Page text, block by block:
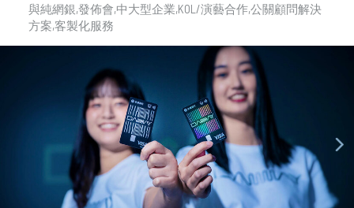
與純網銀 發佈會 中大型企業 KOL/演藝合作公關顧問解決
方案 客製化服務